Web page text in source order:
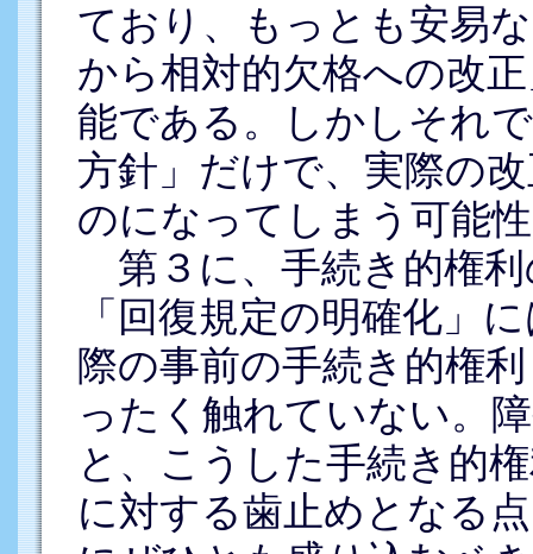
ており、もっとも安易
から相対的欠格への改
能である。しかしそれ
方針」だけで、実際の
のになってしまう可能
第３に、手続き的権
「回復規定の明確化」
際の事前の手続き的権
ったく触れていない。
と、こうした手続き的
に対する歯止めとなる